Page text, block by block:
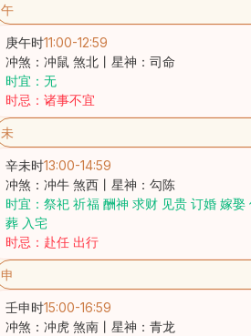
午
庚午时11:00-12:59
冲煞：冲鼠 煞北丨星神：司命
时宜：无
时忌：诸事不宜
未
辛未时13:00-14:59
冲煞：冲牛 煞西丨星神：勾陈
时宜：祭祀 祈福 酬神 求财 见贵 订婚 嫁娶
葬 入宅
时忌：赴任 出行
申
壬申时15:00-16:59
冲煞：冲虎 煞南丨星神：青龙